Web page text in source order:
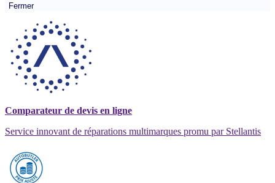
Fermer
Comparateur de devis en ligne
Service innovant de réparations multimarques promu par Stellantis